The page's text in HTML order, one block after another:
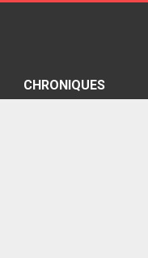
CHRONIQUES